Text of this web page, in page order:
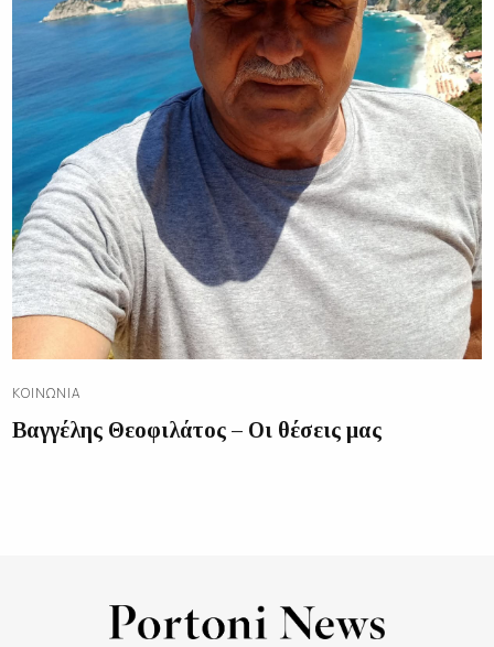
ΚΟΙΝΩΝΊΑ
Βαγγέλης Θεοφιλάτος – Οι θέσεις μας